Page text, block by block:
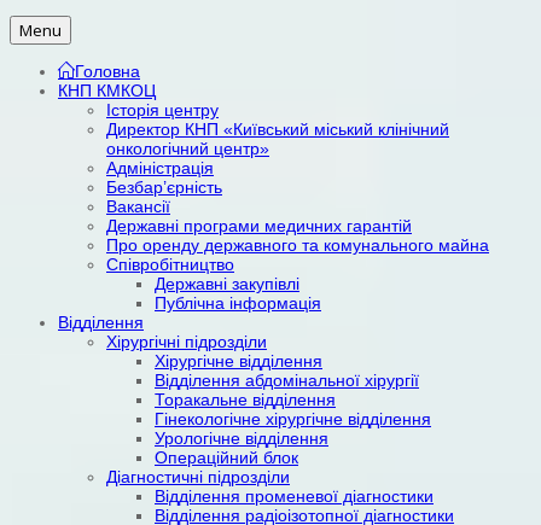
Menu
Головна
КНП КМКОЦ
Історія центру
Директор КНП «Київський міський клінічний
онкологічний центр»
Адміністрація
Безбар’єрність
Вакансії
Державні програми медичних гарантій
Про оренду державного та комунального майна
Співробітництво
Державні закупівлі
Публічна інформація
Відділення
Хірургічні підрозділи
Хірургічне відділення
Відділення абдомінальної хірургії
Торакальне відділення
Гінекологічне хірургічне відділення
Урологічне відділення
Операційний блок
Діагностичні підрозділи
Відділення променевої діагностики
Відділення радіоізотопної діагностики